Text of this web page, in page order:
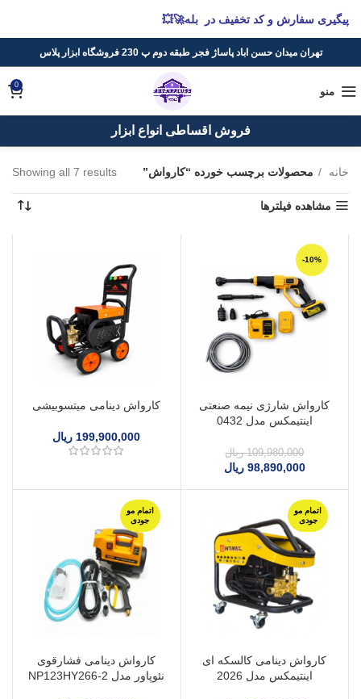
تهران میدان حسن اباد پاساژ فجر طبقه دوم پ 230 فروشگاه ابزار پلاس
منو
0
فروش اقساطی انواع ابزار
خانه محصولات برچسب خورده “کارواش” Showing all 7 results
مشاهده فیلترها
-10%
کارواش شارژی نیمه صنعتی
اینتیمکس مدل 0432
109,980,000 ریال
98,890,000 ریال
کارواش دینامی میتسوبیشی
199,900,000 ریال
اتمام مو
جودی
کارواش دینامی کالسکه ای
اینتیمکس مدل 2026
اتمام مو
جودی
کارواش دینامی فشارقوی
نئوپاور مدل NP123HY266-2
پیگیری سفارش و کد تخفیف در بله🚀💥